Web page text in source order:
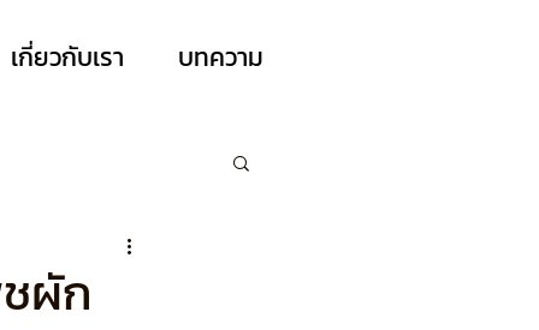
เกี่ยวกับเรา บทความ
ผัก